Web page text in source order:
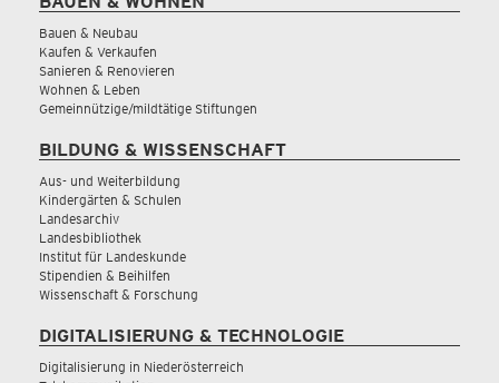
Bauen & Neubau
Kaufen & Verkaufen
Sanieren & Renovieren
Wohnen & Leben
Gemeinnützige/mildtätige Stiftungen
BILDUNG & WISSENSCHAFT
Aus- und Weiterbildung
Kindergärten & Schulen
Landesarchiv
Landesbibliothek
Institut für Landeskunde
Stipendien & Beihilfen
Wissenschaft & Forschung
DIGITALISIERUNG & TECHNOLOGIE
Digitalisierung in Niederösterreich